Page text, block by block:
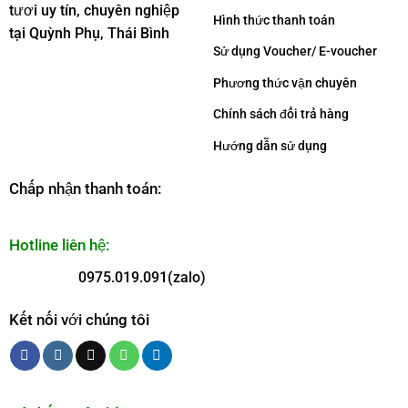
tươi uy tín, chuyên nghiệp
tại Quỳnh Phụ, Thái Bình
Hình thức thanh toán
Sử dụng Voucher/ E-voucher
Phương thức vận chuyên
Chính sách đổi trả hàng
Hướng dẫn sử dụng
Chấp nhận thanh toán:
Hotline liên hệ:
0975.019.091(zalo)
Kết nối với chúng tôi